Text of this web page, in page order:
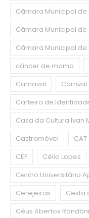
Câmara Municipal
Câmara Municipal de
Câmara Municipal de
câncer de mama
Carnaval
Carnval
Carteira de
Casa da Cultura Ivan
Castramóvel
CAT
CEF
Célio Lopes
Centro Universitário
Cerejeiras
Cesta
Céus Abertos